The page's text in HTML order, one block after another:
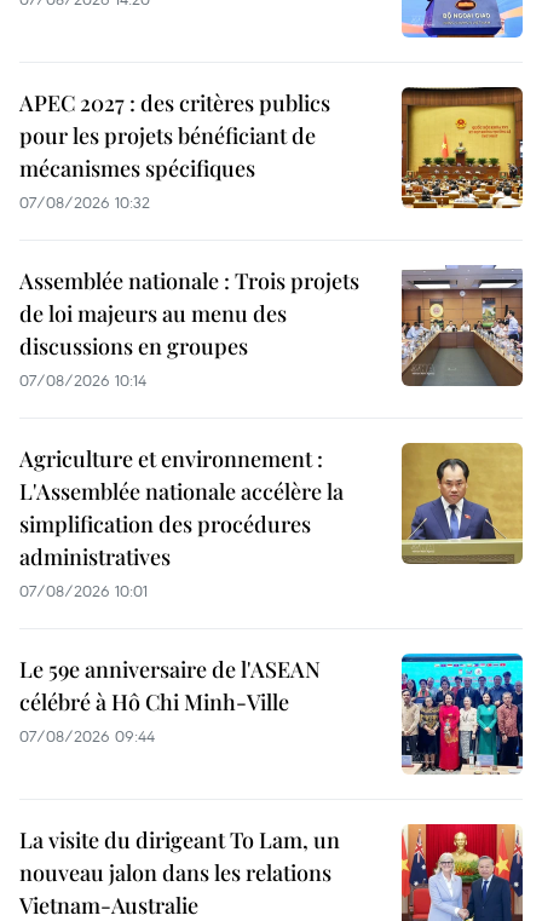
APEC 2027 : des critères publics
pour les projets bénéficiant de
mécanismes spécifiques
07/08/2026 10:32
Assemblée nationale : Trois projets
de loi majeurs au menu des
discussions en groupes
07/08/2026 10:14
Agriculture et environnement :
L'Assemblée nationale accélère la
simplification des procédures
administratives
07/08/2026 10:01
Le 59e anniversaire de l'ASEAN
célébré à Hô Chi Minh-Ville
07/08/2026 09:44
La visite du dirigeant To Lam, un
nouveau jalon dans les relations
Vietnam-Australie